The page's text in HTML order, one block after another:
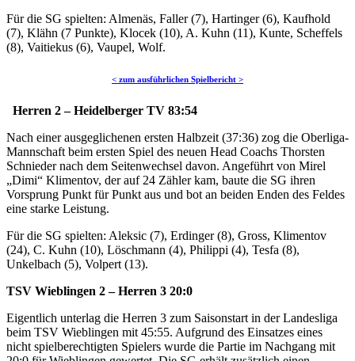
Für die SG spielten: Almenäs, Faller (7), Hartinger (6), Kaufhold
(7), Klähn (7 Punkte), Klocek (10), A. Kuhn (11), Kunte, Scheffels
(8), Vaitiekus (6), Vaupel, Wolf.
< zum ausführlichen Spielbericht >
Herren 2 – Heidelberger TV 83:54
Nach einer ausgeglichenen ersten Halbzeit (37:36) zog die Oberliga-
Mannschaft beim ersten Spiel des neuen Head Coachs Thorsten
Schnieder nach dem Seitenwechsel davon. Angeführt von Mirel
„Dimi“ Klimentov, der auf 24 Zähler kam, baute die SG ihren
Vorsprung Punkt für Punkt aus und bot an beiden Enden des Feldes
eine starke Leistung.
Für die SG spielten: Aleksic (7), Erdinger (8), Gross, Klimentov
(24), C. Kuhn (10), Löschmann (4), Philippi (4), Tesfa (8),
Unkelbach (5), Volpert (13).
TSV Wieblingen 2 – Herren 3 20:0
Eigentlich unterlag die Herren 3 zum Saisonstart in der Landesliga
beim TSV Wieblingen mit 45:55. Aufgrund des Einsatzes eines
nicht spielberechtigten Spielers wurde die Partie im Nachgang mit